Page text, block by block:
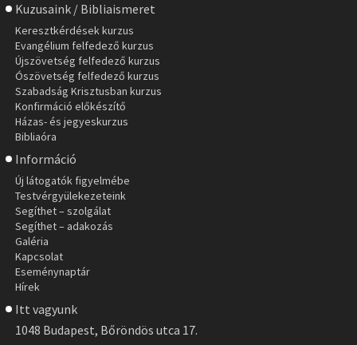
Kuzusaink / Bibliaismeret
Keresztkérdések kurzus
Evangélium felfedező kurzus
Újszövetség felfedező kurzus
Ószövetség felfedező kurzus
Szabadság Krisztusban kurzus
Konfirmáció előkészítő
Házas- és jegyeskurzus
Bibliaóra
Információ
Új látogatók figyelmébe
Testvérgyülekezeteink
Segíthet – szolgálat
Segíthet – adakozás
Galéria
Kapcsolat
Eseménynaptár
Hírek
Itt vagyunk
1048 Budapest, Bőröndös utca 17.